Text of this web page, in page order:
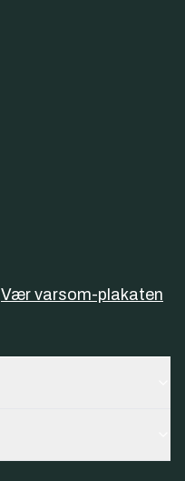
Vær varsom-plakaten